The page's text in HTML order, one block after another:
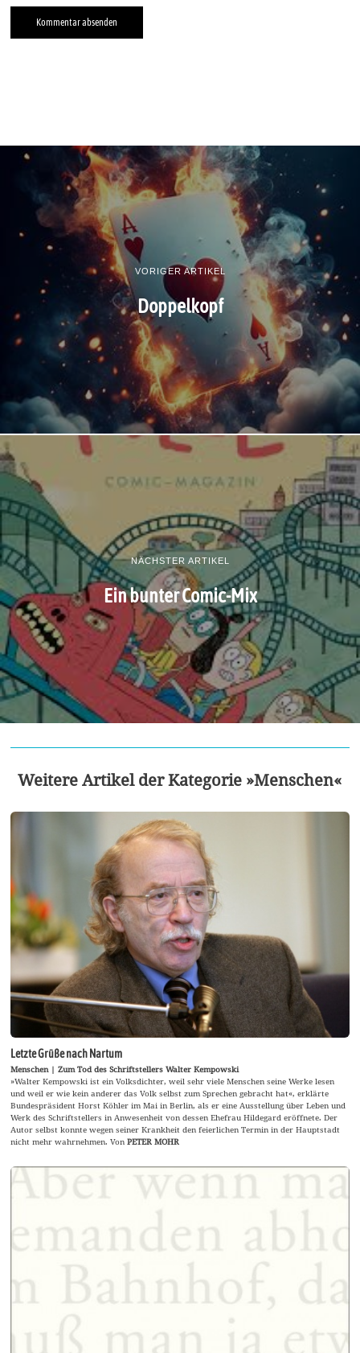
VORIGER ARTIKEL
Doppelkopf
NÄCHSTER ARTIKEL
Ein bunter Comic-Mix
Weitere Artikel der Kategorie »Menschen«
Letzte Grüße nach Nartum
Menschen | Zum Tod des Schriftstellers Walter Kempowski
»Walter Kempowski ist ein Volksdichter, weil sehr viele Menschen seine Werke lesen
und weil er wie kein anderer das Volk selbst zum Sprechen gebracht hat«, erklärte
Bundespräsident Horst Köhler im Mai in Berlin, als er eine Ausstellung über Leben und
Werk des Schriftstellers in Anwesenheit von dessen Ehefrau Hildegard eröffnete. Der
Autor selbst konnte wegen seiner Krankheit den feierlichen Termin in der Hauptstadt
nicht mehr wahrnehmen. VonPETER MOHR